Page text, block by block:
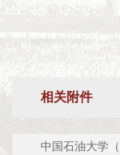
相关附件
中国石油大学